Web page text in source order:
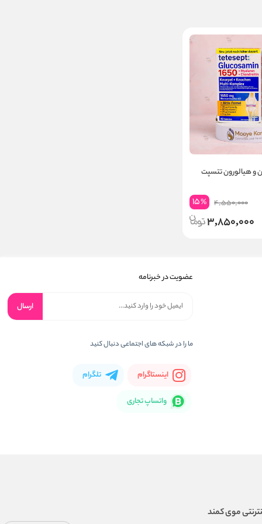
و هیالورون تتسپت
4,550,000
15%
3,850,000
عضویت در خبرنامه
ارسال
ما را در شبکه های اجتماعی دنبال کنید
اینستاگرام تلگرام
واتساپ تجاری
موی کمند